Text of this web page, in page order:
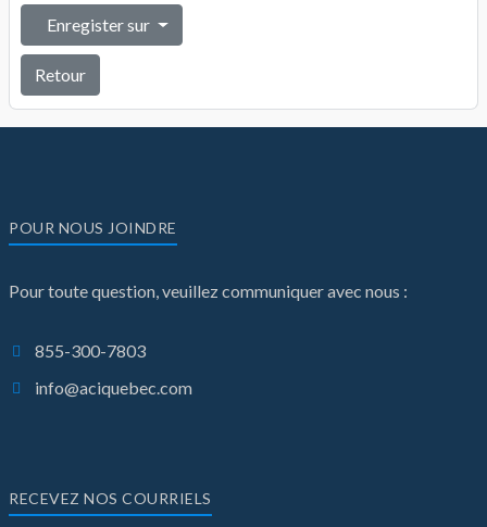
Enregister sur
Retour
POUR NOUS JOINDRE
Pour toute question, veuillez communiquer avec nous :
855-300-7803
info@aciquebec.com
RECEVEZ NOS COURRIELS